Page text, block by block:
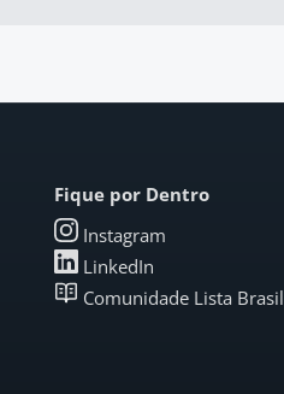
Fique por Dentro
Instagram
LinkedIn
Comunidade Lista Brasil